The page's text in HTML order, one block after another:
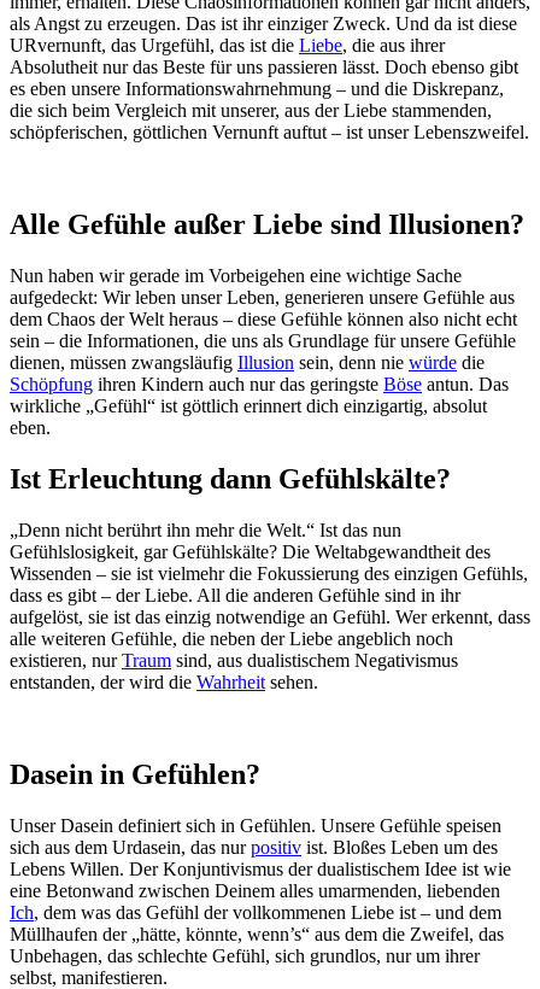
als Angst zu erzeugen. Das ist ihr einziger Zweck. Und da ist diese
URvernunft, das Urgefühl, das ist die Liebe, die aus ihrer
Absolutheit nur das Beste für uns passieren lässt. Doch ebenso gibt
es eben unsere Informationswahrnehmung – und die Diskrepanz,
die sich beim Vergleich mit unserer, aus der Liebe stammenden,
schöpferischen, göttlichen Vernunft auftut – ist unser Lebenszweifel.
Alle Gefühle außer Liebe sind Illusionen?
Nun haben wir gerade im Vorbeigehen eine wichtige Sache
aufgedeckt: Wir leben unser Leben, generieren unsere Gefühle aus
dem Chaos der Welt heraus – diese Gefühle können also nicht echt
sein – die Informationen, die uns als Grundlage für unsere Gefühle
dienen, müssen zwangsläufig Illusion sein, denn nie würde die
Schöpfung ihren Kindern auch nur das geringste Böse antun. Das
wirkliche „Gefühl“ ist göttlich erinnert dich einzigartig, absolut
eben.
Ist Erleuchtung dann Gefühlskälte?
„Denn nicht berührt ihn mehr die Welt.“ Ist das nun
Gefühlslosigkeit, gar Gefühlskälte? Die Weltabgewandtheit des
Wissenden – sie ist vielmehr die Fokussierung des einzigen Gefühls,
dass es gibt – der Liebe. All die anderen Gefühle sind in ihr
aufgelöst, sie ist das einzig notwendige an Gefühl. Wer erkennt, dass
alle weiteren Gefühle, die neben der Liebe angeblich noch
existieren, nurTraum sind, aus dualistischem Negativismus
entstanden, der wird die Wahrheit sehen.
Dasein in Gefühlen?
Unser Dasein definiert sich in Gefühlen. Unsere Gefühle speisen
sich aus dem Urdasein, das nurpositiv ist. Bloßes Leben um des
Lebens Willen. Der Konjuntivismus der dualistischem Idee ist wie
eine Betonwand zwischen Deinem alles umarmenden, liebenden
Ich, dem was das Gefühl der vollkommenen Liebe ist – und dem
Müllhaufen der „hätte, könnte, wenn’s“ aus dem die Zweifel, das
Unbehagen, das schlechte Gefühl, sich grundlos, nur um ihrer
selbst, manifestieren.